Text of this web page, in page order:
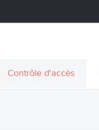
Contrôle d'accès